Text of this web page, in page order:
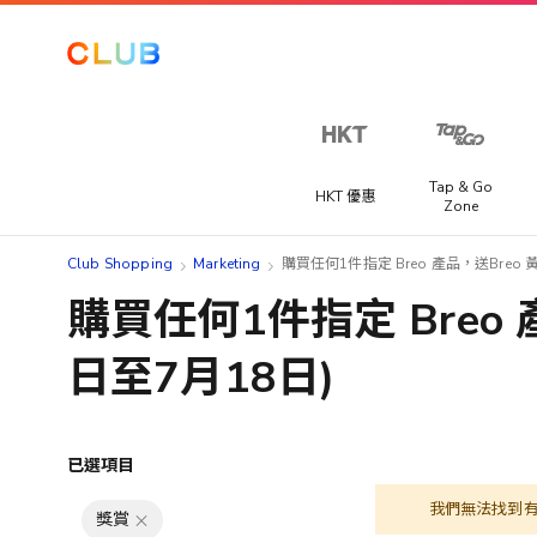
HKT 優惠
Tap & Go
Zone
Club Shopping Marketing 購買任何1件指定 Breo 產品，送Breo
購買任何1件指定 Breo
日至7月18日)
我們無法找到
已選項目
獎賞